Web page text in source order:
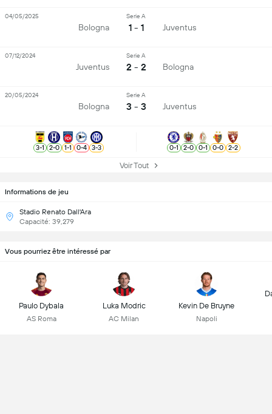
Informations de jeu
Stadio Renato Dall'Ara
Capacité: 39,279
Bologna
Serie A
1 - 1 Juventus
04/05/2025
Juventus
Serie A
2 - 2 Bologna
07/12/2024
Bologna
Serie A
3 - 3 Juventus
20/05/2024
3-1 2-0 1-1 0-4 3-3 0-1 2-0 0-1 0-0 2-2
Voir Tout
Vous pourriez être intéressé par
Paulo Dybala
AS Roma
Luka Modric
AC Milan
Kevin De Bruyne
Napoli